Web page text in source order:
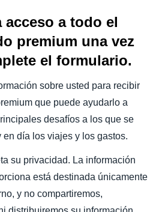
acceso a todo el
premium una vez
el formulario.
sobre usted para recibir
que puede ayudarlo a
desafíos a los que se
en día los viajes y los gastos.
su privacidad. La información
está destinada únicamente
y no compartiremos,